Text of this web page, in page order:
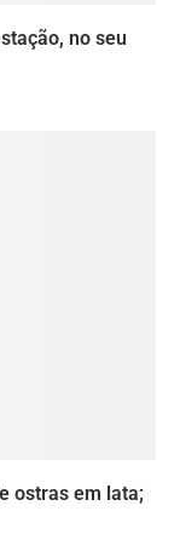
no seu
ostras em lata;